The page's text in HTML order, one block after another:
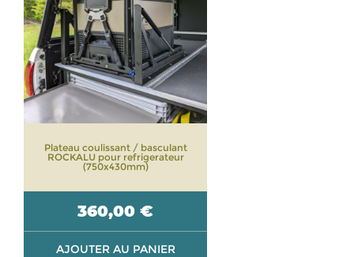
Plateau coulissant / basculant
ROCKALU pour refrigerateur
(750x430mm)
360,00 €
AJOUTER AU PANIER